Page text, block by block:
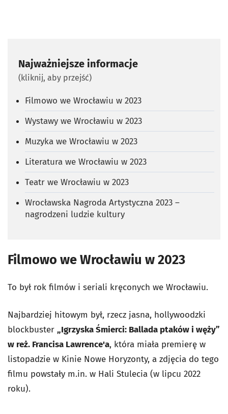
Najważniejsze informacje
(kliknij, aby przejść)
Filmowo we Wrocławiu w 2023
Wystawy we Wrocławiu w 2023
Muzyka we Wrocławiu w 2023
Literatura we Wrocławiu w 2023
Teatr we Wrocławiu w 2023
Wrocławska Nagroda Artystyczna 2023 –
nagrodzeni ludzie kultury
Filmowo we Wrocławiu w 2023
To był rok filmów i seriali kręconych we Wrocławiu.
Najbardziej hitowym był, rzecz jasna, hollywoodzki
blockbuster „Igrzyska Śmierci: Ballada ptaków i węży”
w reż. Francisa Lawrence'a, która miała premierę w
listopadzie w Kinie Nowe Horyzonty, a zdjęcia do tego
filmu powstały m.in. w Hali Stulecia (w lipcu 2022
roku).